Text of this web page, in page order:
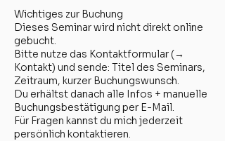
N
v
.
Wichtiges zur Buchung
Dieses Seminar wird nicht direkt online
gebucht.
Bitte nutze das Kontaktformular (→
Kontakt) und sende: Titel des Seminars,
Zeitraum, kurzer Buchungswunsch.
Du erhältst danach alle Infos + manuelle
Buchungsbestätigung per E-Mail.
Für Fragen kannst du mich jederzeit
persönlich kontaktieren.